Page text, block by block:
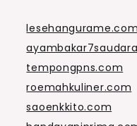
lesehangurame.com
tempongpns.com
roemahkuliner.com
saoenkkito.com